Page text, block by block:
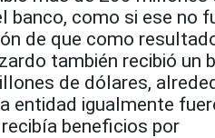
banco, como si ese no
de que como
también recibió un
de dólares,
entidad igualmente
beneficios por